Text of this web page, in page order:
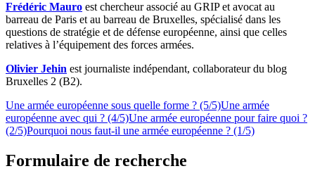
Frédéric Mauro est chercheur associé au GRIP et avocat au
barreau de Paris et au barreau de Bruxelles, spécialisé dans les
questions de stratégie et de défense européenne, ainsi que celles
relatives à l’équipement des forces armées.
Olivier Jehin est journaliste indépendant, collaborateur du blog
Bruxelles 2 (B2).
Une armée européenne sous quelle forme ? (5/5)Une armée
européenne avec qui ? (4/5)Une armée européenne pour faire quoi ?
(2/5)Pourquoi nous faut-il une armée européenne ? (1/5)
Formulaire de recherche